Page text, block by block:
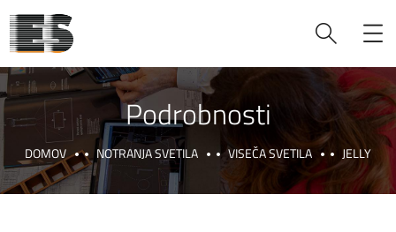
Podrobnosti
DOMOV NOTRANJA SVETILA VISEČA SVETILA JELLY